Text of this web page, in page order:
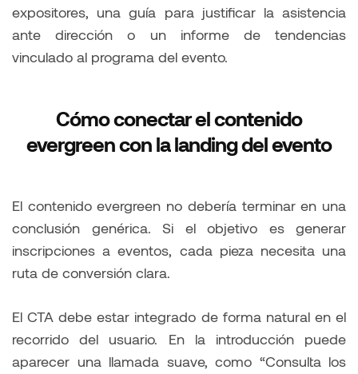
expositores, una guía para justificar la asistencia
ante dirección o un informe de tendencias
vinculado al programa del evento.
Cómo conectar el contenido
evergreen con la landing del evento
El contenido evergreen no debería terminar en una
conclusión genérica. Si el objetivo es generar
inscripciones a eventos, cada pieza necesita una
ruta de conversión clara.
El CTA debe estar integrado de forma natural en el
recorrido del usuario. En la introducción puede
aparecer una llamada suave, como “Consulta los